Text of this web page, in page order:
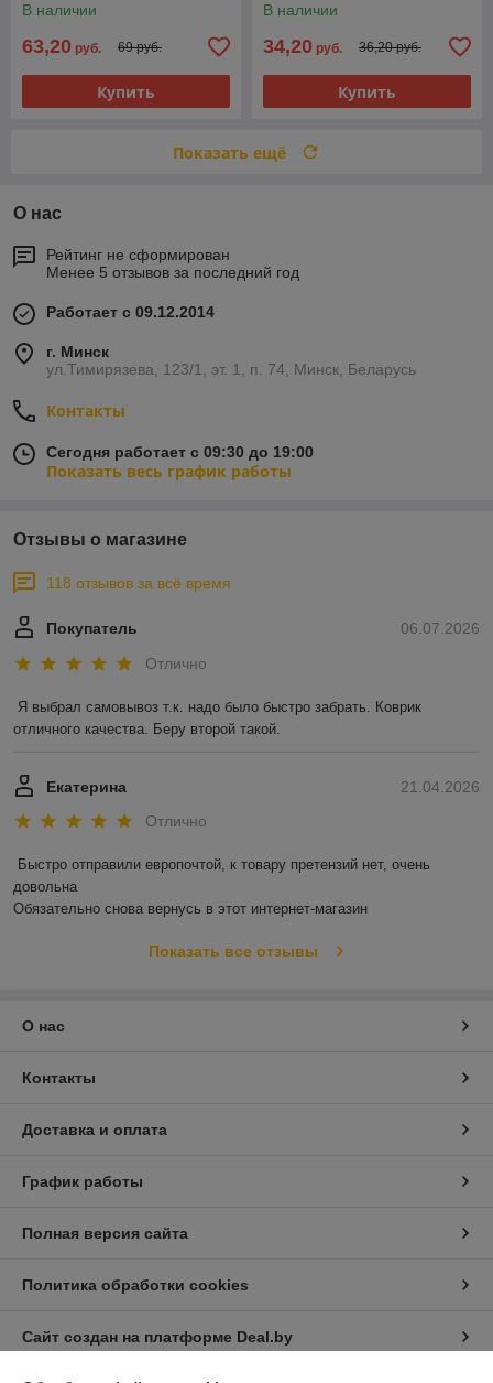
В наличии
63,20 руб. 69 руб.
Купить
В наличии
34,20 руб. 36,20 руб.
Купить
Показать ещё
О нас
Рейтинг не сформирован
Менее 5 отзывов за последний год
Работает с 09.12.2014
г. Минск
ул.Тимирязева, 123/1, эт. 1, п. 74, Минск, Беларусь
Контакты
Сегодня работает с 09:30 до 19:00
Показать весь график работы
Отзывы о магазине
118 отзывов за всё время
06.07.2026
Покупатель
Отлично
Я выбрал самовывоз т.к. надо было быстро забрать. Коврик
отличного качества. Беру второй такой.
21.04.2026
Екатерина
Отлично
Быстро отправили европочтой, к товару претензий нет, очень
довольна
Обязательно снова вернусь в этот интернет-магазин
Показать все отзывы
О нас
Контакты
Доставка и оплата
График работы
Полная версия сайта
Политика обработки cookies
Сайт создан на платформе Deal.by